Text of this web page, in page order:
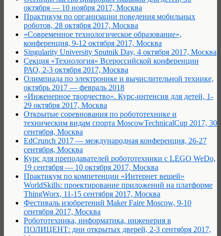
октября — 10 ноября 2017, Москва
Практикум по организации поведения мобильных
роботов, 28 октября 2017, Москва
«Современное технологическое образование»,
конференция, 9-12 октября 2017, Москва
Singularity University Sputnik Day, 4 октября 2017, Москва
Cекция «Технология» Всероссийской конференции
РАО, 2-3 октября 2017, Москва
Олимпиада по электронике и вычислительной технике,
октябрь 2017 — февраль 2018
«Инженерное творчество». Курс-интенсив для детей, 1-
29 октября 2017, Москва
Открытые соревнования по робототехнике и
техническим видам спорта MoscowTechnicalCup 2017, 30
сентября, Москва
EdCrunch 2017 — международная конференция, 26-27
сентября, Москва
Курс для преподавателей робототехники с LEGO WeDo,
19 сентября — 10 октября 2017, Москва
Практикум по компетенции «Интернет вещей»
WorldSkills: проектирование приложений на платформе
ThingWorx, 11-15 сентября 2017, Москва
Фестиваль изобретений Maker Faire Moscow, 9-10
сентября 2017, Москва
Робототехника, информатика, инженерия в
ПОЛИЦЕНТ: дни открытых дверей, 2-3 сентября 2017,